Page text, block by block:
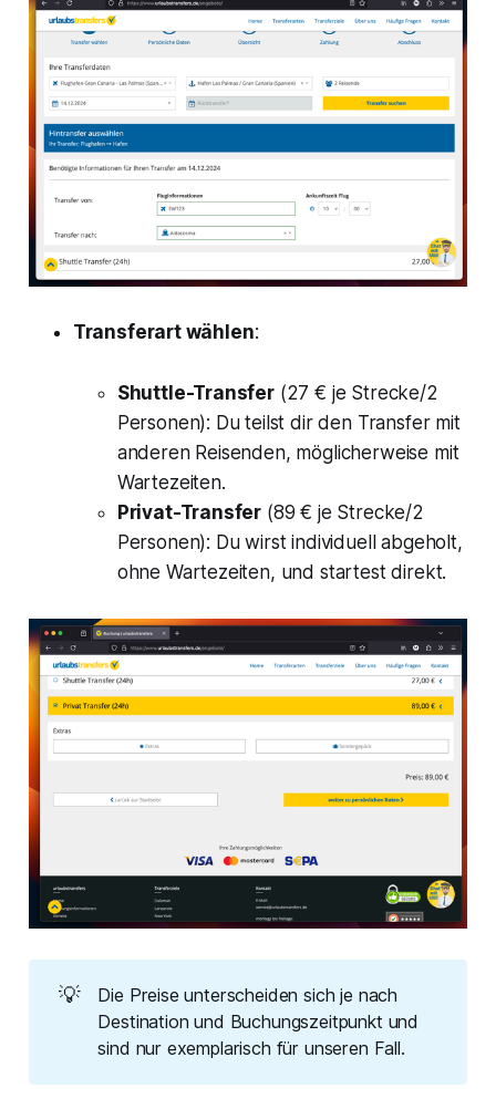
Transferart wählen:
Shuttle-Transfer(27 € je Strecke/2
Personen): Du teilst dir den Transfer mit
anderen Reisenden, möglicherweise mit
Wartezeiten.
Privat-Transfer (89 € je Strecke/2
Personen): Du wirst individuell abgeholt,
ohne Wartezeiten, und startest direkt.
💡
Die Preise unterscheiden sich je nach
Destination und Buchungszeitpunkt und
sind nur exemplarisch für unseren Fall.